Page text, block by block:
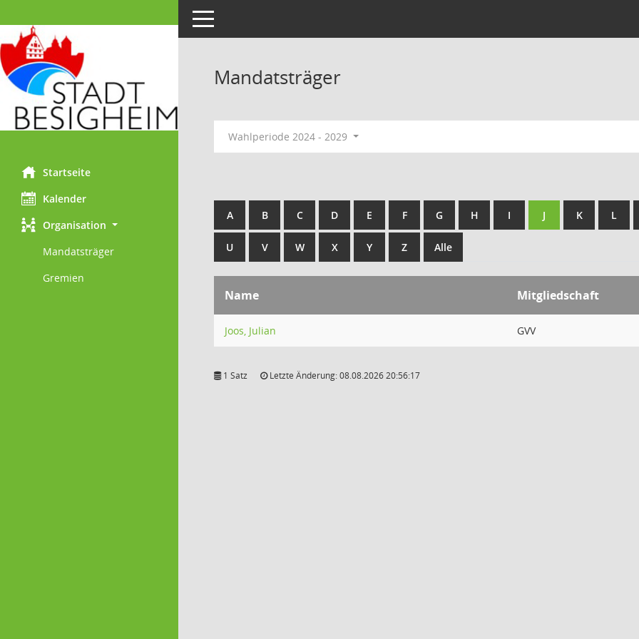
Startseite
Kalender
Organisation
Mandatsträger
Gremien
Toggle navigation
Mandatsträger
Wahlperiode 2024 - 2029
A B C D E F G H I J K L
U V W X Y Z Alle
Name Mitgliedschaft
Joos, Julian GVV
1 Satz Letzte Änderung: 08.08.2026 20:56:17